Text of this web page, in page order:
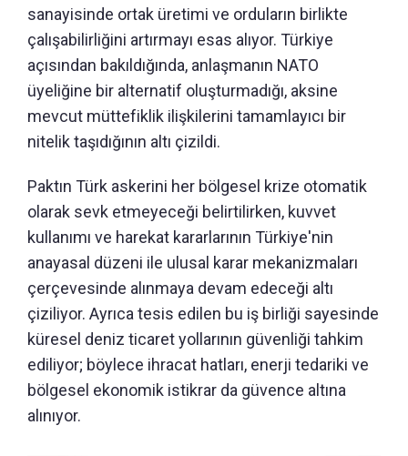
sanayisinde ortak üretimi ve orduların birlikte
çalışabilirliğini artırmayı esas alıyor. Türkiye
açısından bakıldığında, anlaşmanın NATO
üyeliğine bir alternatif oluşturmadığı, aksine
mevcut müttefiklik ilişkilerini tamamlayıcı bir
nitelik taşıdığının altı çizildi.
Paktın Türk askerini her bölgesel krize otomatik
olarak sevk etmeyeceği belirtilirken, kuvvet
kullanımı ve harekat kararlarının Türkiye'nin
anayasal düzeni ile ulusal karar mekanizmaları
çerçevesinde alınmaya devam edeceği altı
çiziliyor. Ayrıca tesis edilen bu iş birliği sayesinde
küresel deniz ticaret yollarının güvenliği tahkim
ediliyor; böylece ihracat hatları, enerji tedariki ve
bölgesel ekonomik istikrar da güvence altına
alınıyor.